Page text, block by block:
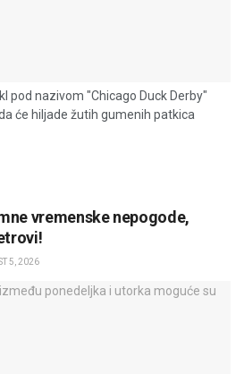
pod nazivom "Chicago Duck Derby"
će hiljade žutih gumenih patkica
vremenske nepogode,
5, 2026